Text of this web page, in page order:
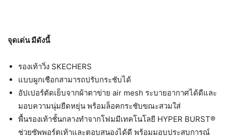
จุดเด่น มีดังนี้
รองเท้าวิ่ง SKECHERS
แบบผูกเชือกสามารถปรับกระชับได้
อัปเปอร์ตัดเย็บจากผ้าตาข่าย air mesh ระบายอากาศได้ดีและ
มอบความนุ่มยืดหยุ่น พร้อมล็อคกระชับขณะสวมใส่
พื้นรองเท้าชั้นกลางทำจากโฟมมีเทคโนโลยี HYPER BURST®
ช่วยซัพพอร์ตเท้าและตอบสนองได้ดี พร้อมมอบประสบการณ์